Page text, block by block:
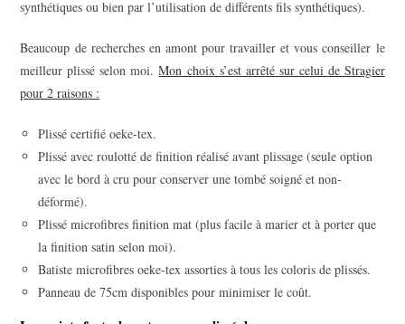
synthétiques ou bien par l’utilisation de différents fils synthétiques).
Beaucoup de recherches en amont pour travailler et vous conseiller le
meilleur plissé selon moi.Mon choix s’est arrêté sur celui de Stragier
pour 2 raisons :
Plissé certifié oeke-tex.
Plissé avec roulotté de finition réalisé avant plissage (seule option
avec le bord à cru pour conserver une tombé soigné et non-
déformé).
Plissé microfibres finition mat (plus facile à marier et à porter que
la finition satin selon moi).
Batiste microfibres oeke-tex assorties à tous les coloris de plissés.
Panneau de 75cm disponibles pour minimiser le coût.